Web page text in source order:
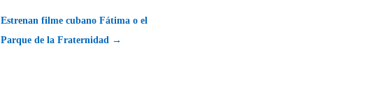
Estrenan filme cubano Fátima o el
Parque de la Fraternidad →